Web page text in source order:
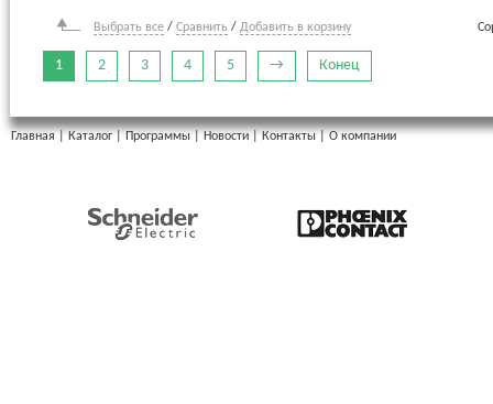
Выбрать все / Сравнить / Добавить в корзину
1 2 3 4 5 → Конец
Главная | Каталог | Программы | Новости | Контакты | О компании